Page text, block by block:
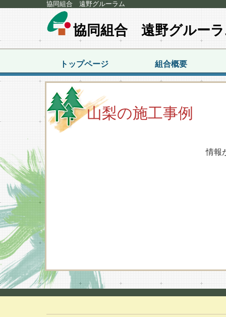
協同組合 遠野グルーラム
協同組合 遠野グルー
トップページ 組合概要
山梨の施工事例
情報